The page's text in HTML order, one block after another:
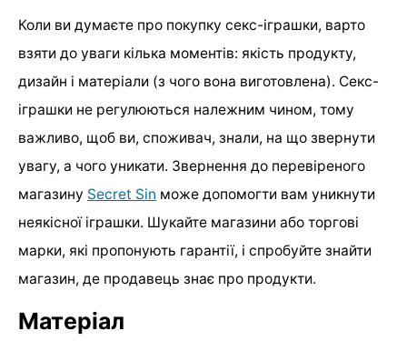
Коли ви думаєте про покупку секс-іграшки, варто
взяти до уваги кілька моментів: якість продукту,
дизайн і матеріали (з чого вона виготовлена). Секс-
іграшки не регулюються належним чином, тому
важливо, щоб ви, споживач, знали, на що звернути
увагу, а чого уникати. Звернення до перевіреного
магазину Secret Sin може допомогти вам уникнути
неякісної іграшки. Шукайте магазини або торгові
марки, які пропонують гарантії, і спробуйте знайти
магазин, де продавець знає про продукти.
Матеріал